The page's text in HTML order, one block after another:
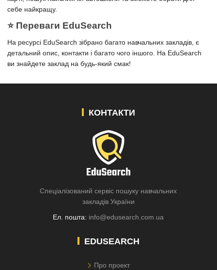
себе найкращу.
⭐️ Переваги EduSearch
На ресурсі EduSearch зібрано багато навчальних закладів, є
детальний опис, контакти і багато чого іншого. На EduSearch
ви знайдете заклад на будь-який смак!
КОНТАКТИ
Спеціалізований сервіс пошуку навчальних
закладів України
Ел. пошта: info@edusearch.com.ua
EDUSEARCH
Про проект